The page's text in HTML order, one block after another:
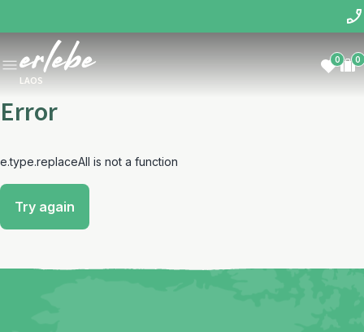
LAOS
0 0
Error
e.type.replaceAll is not a function
Try again